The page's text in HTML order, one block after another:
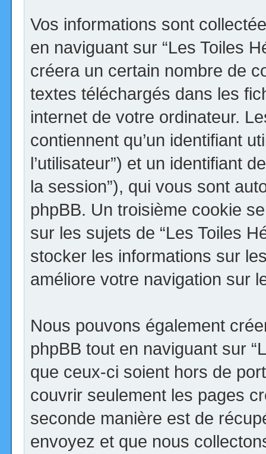
Vos informations sont
en naviguant sur “Les Toiles
créera un certain nombre de
textes téléchargés dans les
internet de votre ordinateur.
contiennent qu’un identifiant
l’utilisateur”) et un identifiant
la session”), qui vous sont
phpBB. Un troisième cookie
sur les sujets de “Les Toiles
stocker les informations sur
améliore votre navigation sur
Nous pouvons également
phpBB tout en naviguant sur
que ceux-ci soient hors de
couvrir seulement les pages
seconde manière est de
envoyez et que nous